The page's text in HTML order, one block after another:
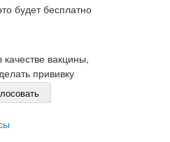
будет бесплатно
вакцины,
прививку